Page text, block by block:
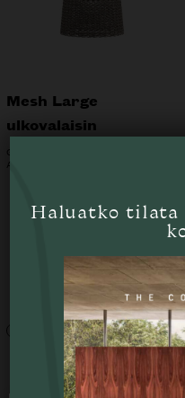
Mesh Large
ulkovalaisin
GLOSTER
ALK.
Liikkeessä
Haluatko tilata